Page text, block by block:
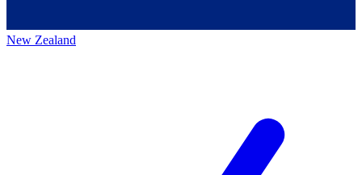
New Zealand